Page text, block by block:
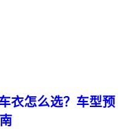
衣怎么选？车型预